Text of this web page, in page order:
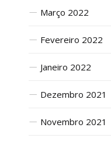
Março 2022
Fevereiro 2022
Janeiro 2022
Dezembro 2021
Novembro 2021